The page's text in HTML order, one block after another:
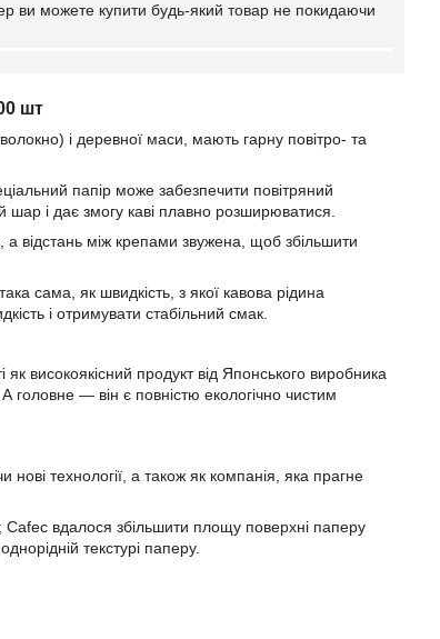
ви можете купити будь-який товар не покидаючи
шт
і деревної маси, мають гарну повітро- та
папір може забезпечити повітряний
і дає змогу каві плавно розширюватися.
відстань між крепами звужена, щоб збільшити
сама, як швидкість, з якої кавова рідина
і отримувати стабільний смак.
високоякісний продукт від Японського виробника
— він є повністю екологічно чистим
технології, а також як компанія, яка прагне
Cafec вдалося збільшити площу поверхні паперу
текстурі паперу.